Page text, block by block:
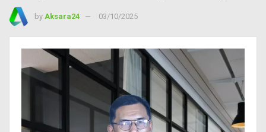
by Aksara24 03/10/2025